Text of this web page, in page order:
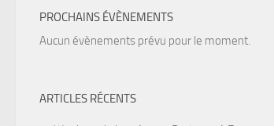
PROCHAINS ÉVÈNEMENTS
Aucun évènements prévu pour le moment.
ARTICLES RÉCENTS